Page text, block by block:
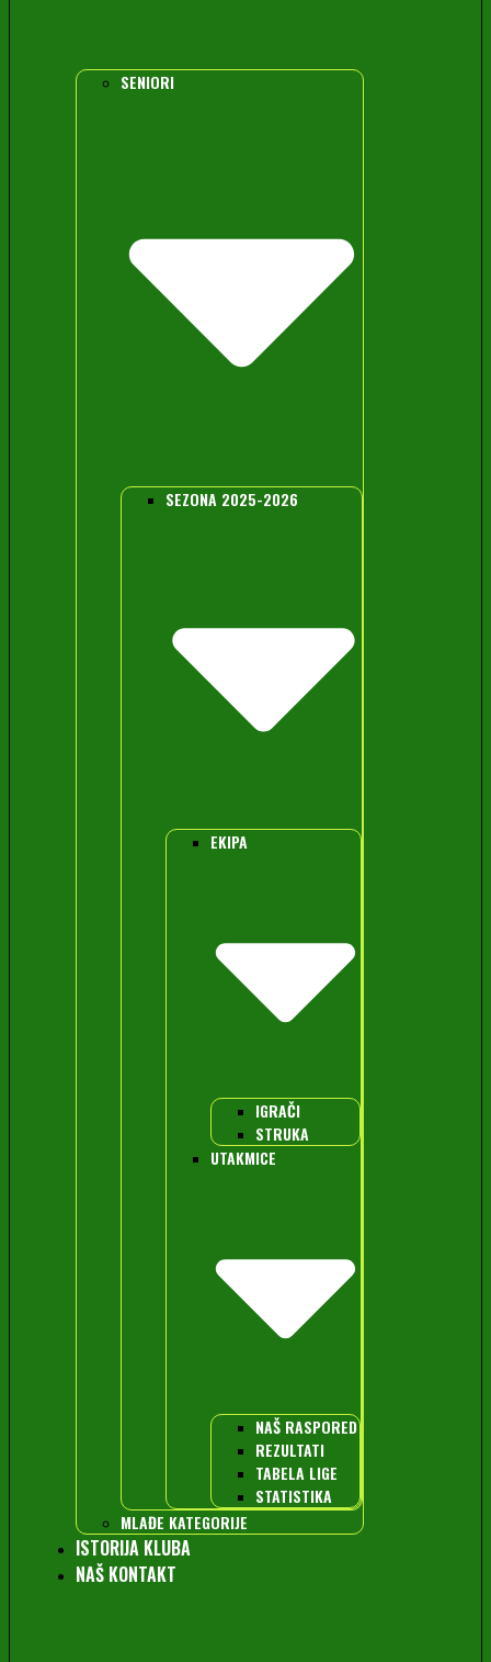
SENIORI
SEZONA 2025-2026
EKIPA
IGRAČI
STRUKA
UTAKMICE
NAŠ RASPORED
REZULTATI
TABELA LIGE
STATISTIKA
MLAĐE KATEGORIJE
ISTORIJA KLUBA
NAŠ KONTAKT